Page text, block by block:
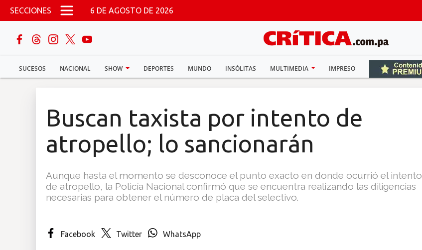
Pasar al contenido principal
SECCIONES 6 DE AGOSTO DE 2026
SUCESOS NACIONAL SHOW DEPORTES MUNDO INSÓLITAS MULTIMEDIA IMPRESO
buscar
Sucesos
Buscan taxista por intento de
atropello; lo sancionarán
Aunque hasta el momento se desconoce el punto exacto en donde ocurrió el intento
de atropello, la Policía Nacional confirmó que se encuentra realizando las diligencias
necesarias para obtener el número de placa del selectivo.
Facebook Twitter WhatsApp